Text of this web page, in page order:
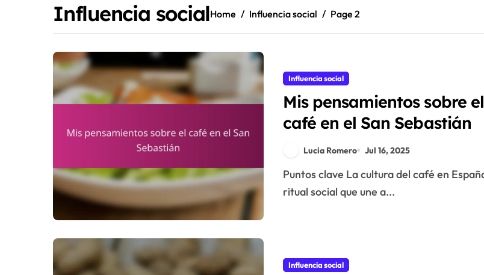
Influencia socialHome Influencia social Page 2
Influencia social
Mis pensamientos sobre el
café en el San Sebastián
Lucia Romero Jul 16, 2025
Puntos clave La cultura del café en España es un
ritual social que une a...
Influencia social